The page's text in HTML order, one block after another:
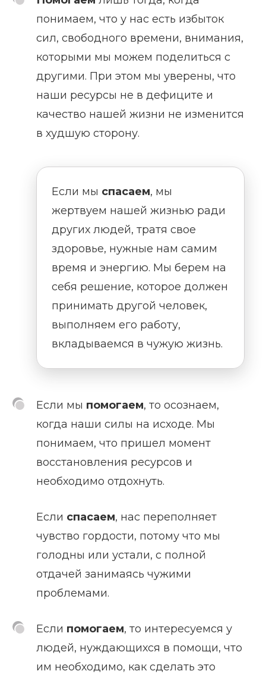
понимаем, что у нас есть избыток
сил, свободного времени, внимания,
которыми мы можем поделиться с
другими. При этом мы уверены, что
наши ресурсы не в дефиците и
качество нашей жизни не изменится
в худшую сторону.
Если мы спасаем, мы
жертвуем нашей жизнью ради
других людей, тратя свое
здоровье, нужные нам самим
время и энергию. Мы берем на
себя решение, которое должен
принимать другой человек,
выполняем его работу,
вкладываемся в чужую жизнь.
Если мы помогаем, то осознаем,
когда наши силы на исходе. Мы
понимаем, что пришел момент
восстановления ресурсов и
необходимо отдохнуть.
Если спасаем, нас переполняет
чувство гордости, потому что мы
голодны или устали, с полной
отдачей занимаясь чужими
проблемами.
Если помогаем, то интересуемся у
людей, нуждающихся в помощи, что
им необходимо, как сделать это